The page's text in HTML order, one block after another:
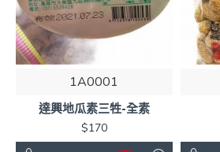
1A0001
達興地瓜素三牲-全素
$170